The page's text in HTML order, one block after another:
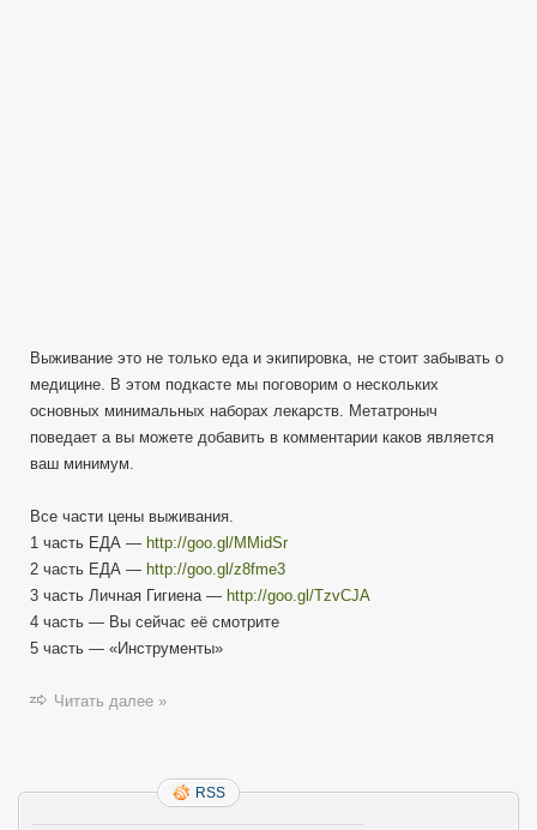
Выживание это не только еда и экипировка, не стоит забывать о
медицине. В этом подкасте мы поговорим о нескольких
основных минимальных наборах лекарств. Метатроныч
поведает а вы можете добавить в комментарии каков является
ваш минимум.
Все части цены выживания.
1 часть ЕДА — http://goo.gl/MMidSr
2 часть ЕДА — http://goo.gl/z8fme3
3 часть Личная Гигиена — http://goo.gl/TzvCJA
4 часть — Вы сейчас её смотрите
5 часть — «Инструменты»
Читать далее »
RSS